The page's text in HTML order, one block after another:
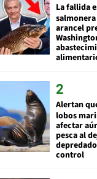
La fallida
arancel
Alertan
lobos
afectar
pesca al
control